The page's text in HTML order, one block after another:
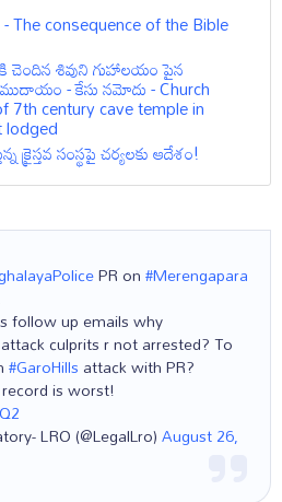
consequence of the Bible
శివుని గుహాలయం పైన
- కేసు నమోదు - Church
7th century cave temple in
lodged
క్రైస్తవ సంస్థపై చర్యలకు ఆదేశం!
PR on#Merengapara
follow up emails why
culprits r not arrested? To
#GaroHills attack with PR?
is worst!
LRO (@LegalLro)August 26,